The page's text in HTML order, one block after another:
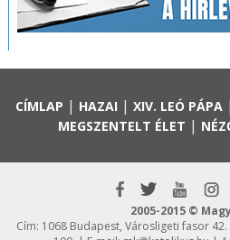
CÍMLAP | HAZAI | XIV. LEÓ PÁPA|
MEGSZENTELT ÉLET |
2005-2015 ©
Cím: 1068 Budapest, Városligeti fasor